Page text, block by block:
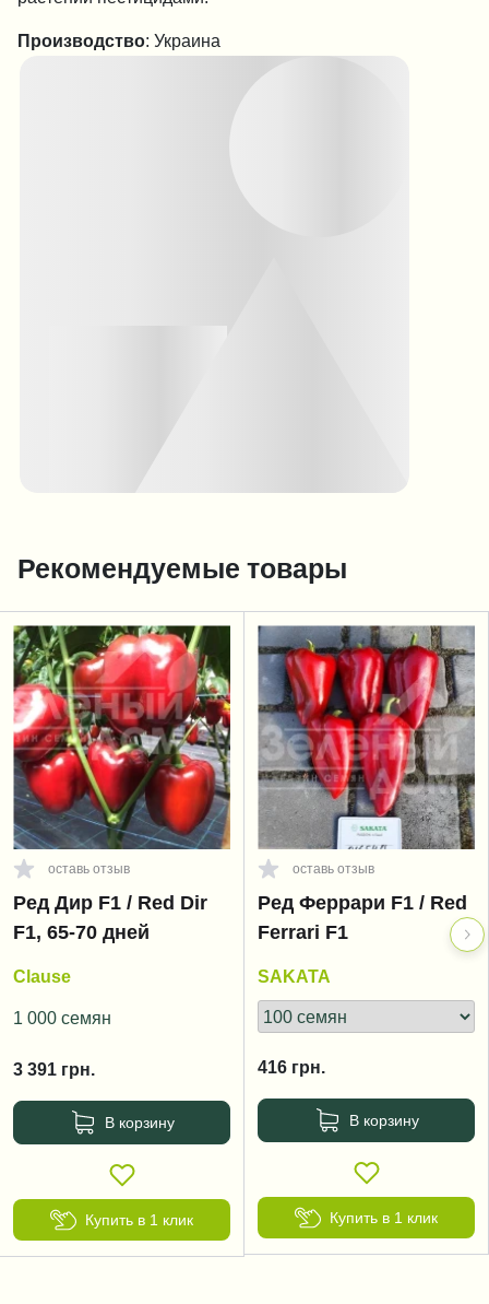
Производство: Украина
Рекомендуемые товары
оставь отзыв
Ред Дир F1 / Red Dir
F1, 65-70 дней
Clause
1 000 семян
3 391 грн.
В корзину
Купить в 1 клик
оставь отзыв
Ред Феррари F1 / Red
Ferrari F1
SAKATA
416 грн.
В корзину
Купить в 1 клик